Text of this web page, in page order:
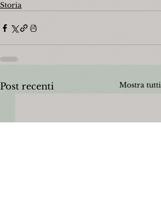
Storia
Post recenti Mostra tutti